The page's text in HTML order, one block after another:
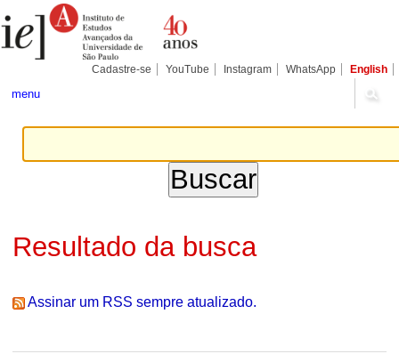
para
conteúdo.
Pessoais
Cadastre-se YouTube Instagram WhatsApp English
menu
Resultado da busca
Assinar um RSS sempre atualizado.